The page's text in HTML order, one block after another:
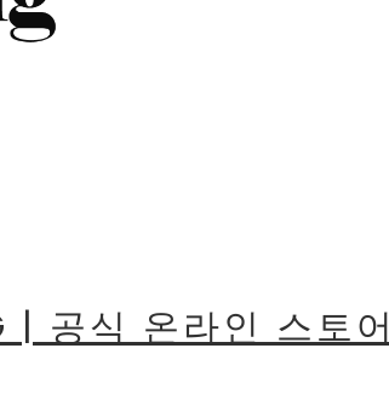
| 공식 온라인 스토어